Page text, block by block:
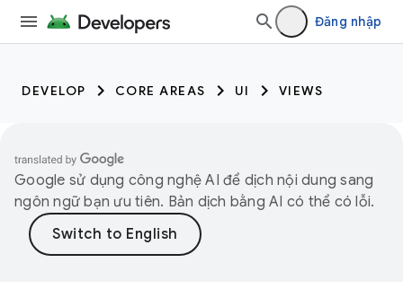
Đăng nhập
DEVELOP CORE AREAS UI VIEWS
Google sử dụng công nghệ AI để dịch nội dung sang
ngôn ngữ bạn ưu tiên. Bản dịch bằng AI có thể có lỗi.